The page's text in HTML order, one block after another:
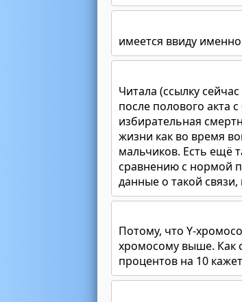
имеется ввиду
Читала (ссылку
после полового акта
избирательная
жизни как во время
мальчиков. Есть ещё
сравнению с нормой
данные о такой
Потому, что Y-
хромосому выше. Как
процентов на 10